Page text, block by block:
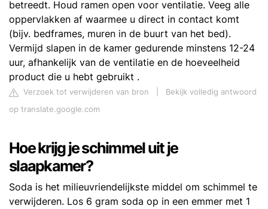
betreedt. Houd ramen open voor ventilatie. Veeg alle
oppervlakken af ​​waarmee u direct in contact komt
(bijv. bedframes, muren in de buurt van het bed).
Vermijd slapen in de kamer gedurende minstens 12-24
uur, afhankelijk van de ventilatie en de hoeveelheid
product die u hebt gebruikt .
Verzoek tot verwijderen van bron
Bekijk volledig antwoord
op translate.google.com
Hoe krijg je schimmel uit je
slaapkamer?
Soda is het milieuvriendelijkste middel om schimmel te
verwijderen. Los 6 gram soda op in een emmer met 1